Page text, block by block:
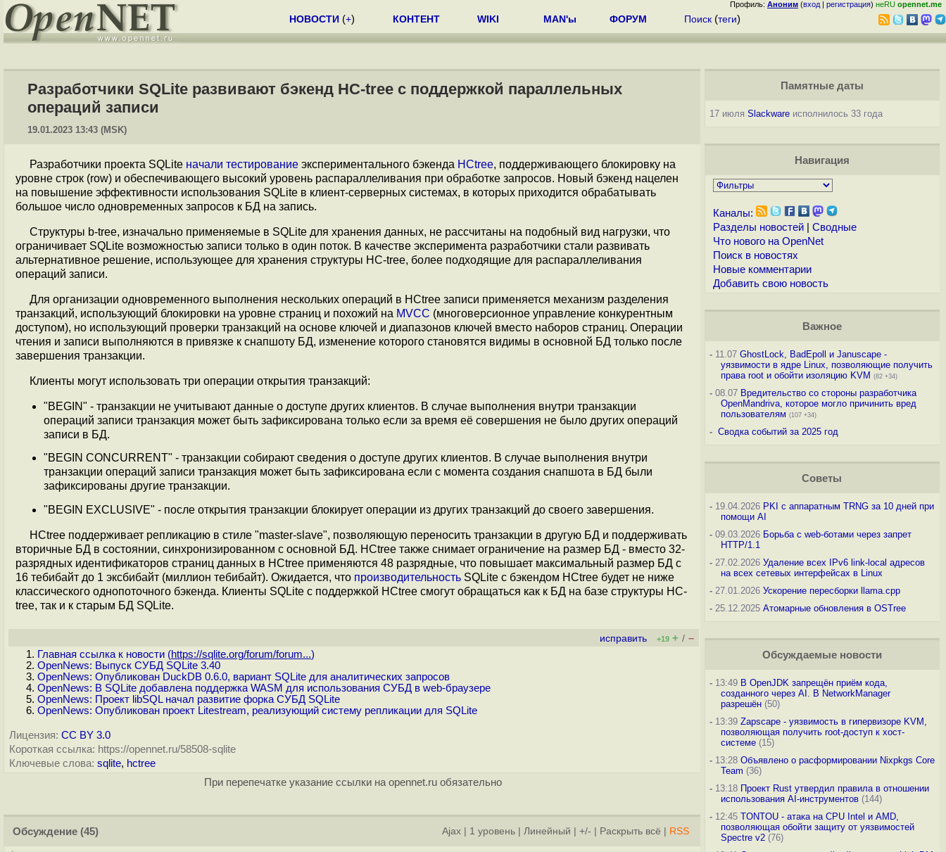
Профиль: Аноним (вход | регистрация) неRU opennet.me
НОВОСТИ (+) КОНТЕНТ WIKI MAN'ы ФОРУМ Поиск (теги)
Разработчики SQLite развивают бэкенд HC-tree с поддержкой параллельных
операций записи
19.01.2023 13:43 (MSK)
Разработчики проекта SQLite начали тестирование экспериментального бэкенда HCtree, поддерживающего блокировку на
уровне строк (row) и обеспечивающего высокий уровень распараллеливания при обработке запросов. Новый бэкенд нацелен
на повышение эффективности использования SQLite в клиент-серверных системах, в которых приходится обрабатывать
большое число одновременных запросов к БД на запись.
Структуры b-tree, изначально применяемые в SQLite для хранения данных, не рассчитаны на подобный вид нагрузки, что
ограничивает SQLite возможностью записи только в один поток. В качестве эксперимента разработчики стали развивать
альтернативное решение, использующее для хранения структуры HC-tree, более подходящие для распараллеливания
операций записи.
Для организации одновременного выполнения нескольких операций в HCtree записи применяется механизм разделения
транзакций, использующий блокировки на уровне страниц и похожий на MVCC (многоверсионное управление конкурентным
доступом), но использующий проверки транзакций на основе ключей и диапазонов ключей вместо наборов страниц. Операции
чтения и записи выполняются в привязке к снапшоту БД, изменение которого становятся видимы в основной БД только после
завершения транзакции.
Клиенты могут использовать три операции открытия транзакций:
"BEGIN" - транзакции не учитывают данные о доступе других клиентов. В случае выполнения внутри транзакции
операций записи транзакция может быть зафиксирована только если за время её совершения не было других операций
записи в БД.
"BEGIN CONCURRENT" - транзакции собирают сведения о доступе других клиентов. В случае выполнения внутри
транзакции операций записи транзакция может быть зафиксирована если с момента создания снапшота в БД были
зафиксированы другие транзакции.
"BEGIN EXCLUSIVE" - после открытия транзакции блокирует операции из других транзакций до своего завершения.
HCtree поддерживает репликацию в стиле "master-slave", позволяющую переносить транзакции в другую БД и поддерживать
вторичные БД в состоянии, синхронизированном с основной БД. HCtree также снимает ограничение на размер БД - вместо 32-
разрядных идентификаторов страниц данных в HCtree применяются 48 разрядные, что повышает максимальный размер БД с
16 тебибайт до 1 эксбибайт (миллион тебибайт). Ожидается, что производительность SQLite с бэкендом HCtree будет не ниже
классического однопоточного бэкенда. Клиенты SQLite с поддержкой HCtree смогут обращаться как к БД на базе структуры HC-
tree, так и к старым БД SQLite.
исправить +19 + / –
Главная ссылка к новости (https://sqlite.org/forum/forum...)
OpenNews: Выпуск СУБД SQLite 3.40
OpenNews: Опубликован DuckDB 0.6.0, вариант SQLite для аналитических запросов
OpenNews: В SQLite добавлена поддержка WASM для использования СУБД в web-браузере
OpenNews: Проект libSQL начал развитие форка СУБД SQLite
OpenNews: Опубликован проект Litestream, реализующий систему репликации для SQLite
Лицензия: CC BY 3.0
Короткая ссылка: https://opennet.ru/58508-sqlite
Ключевые слова: sqlite, hctree
При перепечатке указание ссылки на opennet.ru обязательно
Обсуждение (45) Ajax 1 уровень Линейный +/- Раскрыть всё RSS
Памятные даты
17 июля Slackwareисполнилось 33 года
Навигация
Каналы:
Разделы новостей| Сводные
Что нового на OpenNet
Поиск в новостях
Новые комментарии
Добавить свою новость
Важное
-11.07 GhostLock, BadEpoll и Januscape -
уязвимости в ядре Linux, позволяющие получить
права root и обойти изоляцию KVM (82 +34)
-08.07 Вредительство со стороны разработчика
OpenMandriva, которое могло причинить вред
пользователям (107 +34)
- Сводка событий за 2025 год
Советы
-19.04.2026 PKI с аппаратным TRNG за 10 дней при
помощи AI
-09.03.2026 Борьба с web-ботами через запрет
HTTP/1.1
-27.02.2026 Удаление всех IPv6 link-local адресов
на всех сетевых интерфейсах в Linux
-27.01.2026 Ускорение пересборки llama.cpp
-25.12.2025 Атомарные обновления в OSTree
Обсуждаемые новости
-13:49 В OpenJDK запрещён приём кода,
созданного через AI. В NetworkManager
разрешён(50)
-13:39 Zapscape - уязвимость в гипервизоре KVM,
позволяющая получить root-доступ к хост-
системе(15)
-13:28 Объявлено о расформировании Nixpkgs Core
Team (36)
-13:18 Проект Rust утвердил правила в отношении
использования AI-инструментов(144)
-12:45 TONTOU - атака на CPU Intel и AMD,
позволяющая обойти защиту от уязвимостей
Spectre v2(76)